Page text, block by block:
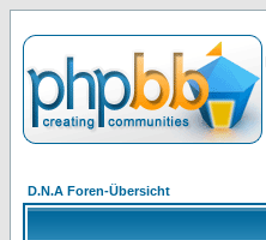
D.N.A Foren-Übersicht